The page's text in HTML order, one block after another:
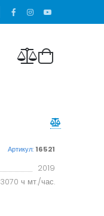
Артикул: 16521
2019
3070 ч мт./час.